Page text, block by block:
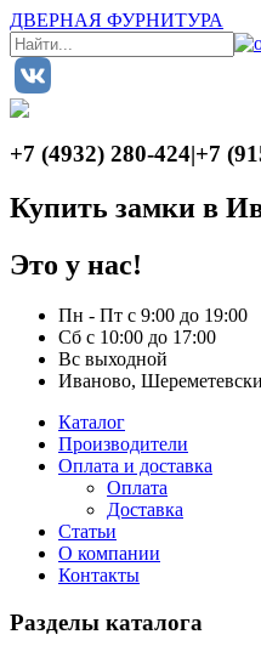
ДВЕРНАЯ ФУРНИТУРА
+7 (4932) 280-424|+7
Купить замки в
Это у нас!
Пн - Пт с 9:00 до 19:00
Сб с 10:00 до 17:00
Вс выходной
Иваново,
Каталог
Производители
Оплата и доставка
Оплата
Доставка
Статьи
О компании
Контакты
Разделы каталога